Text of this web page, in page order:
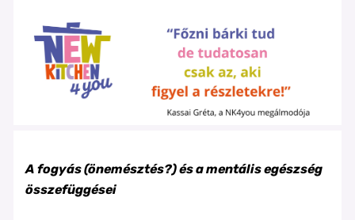
A fogyás (önemésztés?) és a mentális egészség
összefüggései